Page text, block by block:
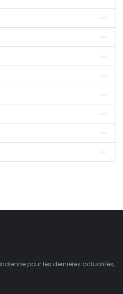
pour les dernières actualités,